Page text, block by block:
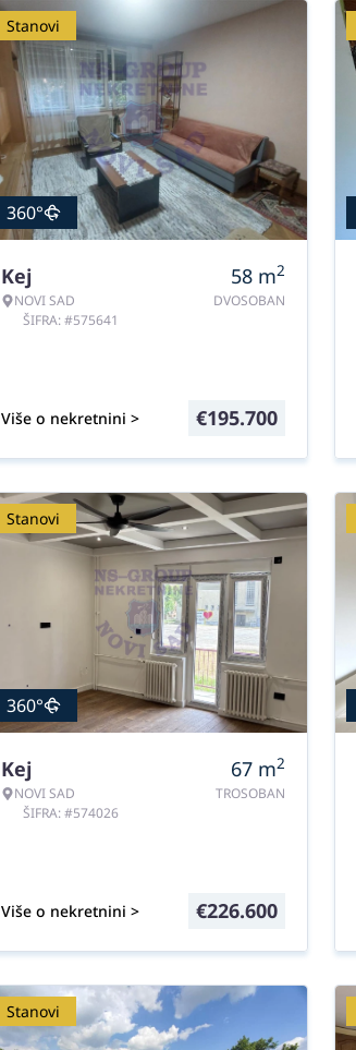
Stanovi
360°
Kej
NOVI SAD
ŠIFRA: #575641
58 m2
DVOSOBAN
Više o nekretnini > €195.700
Stanovi
360°
Kej
NOVI SAD
ŠIFRA: #574026
67 m2
TROSOBAN
Više o nekretnini > €226.600
Stanovi